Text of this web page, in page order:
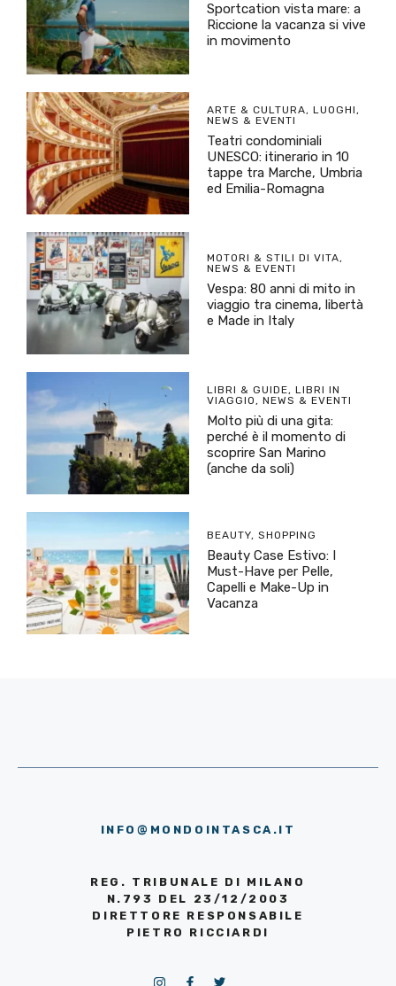
Sportcation vista mare: a
Riccione la vacanza si vive
in movimento
ARTE & CULTURA, LUOGHI,
NEWS & EVENTI
Teatri condominiali
UNESCO: itinerario in 10
tappe tra Marche, Umbria
ed Emilia-Romagna
MOTORI & STILI DI VITA,
NEWS & EVENTI
Vespa: 80 anni di mito in
viaggio tra cinema, libertà
e Made in Italy
LIBRI & GUIDE, LIBRI IN
VIAGGIO, NEWS & EVENTI
Molto più di una gita:
perché è il momento di
scoprire San Marino
(anche da soli)
BEAUTY, SHOPPING
Beauty Case Estivo: I
Must-Have per Pelle,
Capelli e Make-Up in
Vacanza
INFO@MONDOINTASCA.IT
REG. TRIBUNALE DI MILANO
N.793 DEL 23/12/2003
DIRETTORE RESPONSABILE
PIETRO RICCIARDI